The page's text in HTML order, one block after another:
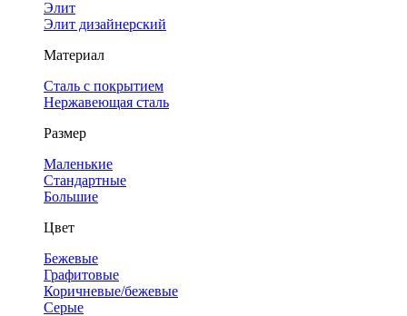
Элит
Элит дизайнерский
Материал
Сталь с покрытием
Нержавеющая сталь
Размер
Маленькие
Стандартные
Большие
Цвет
Бежевые
Графитовые
Коричневые/бежевые
Серые